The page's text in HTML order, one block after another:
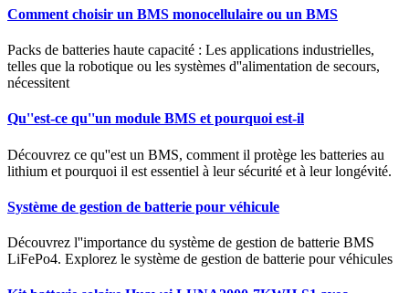
Comment choisir un BMS monocellulaire ou un BMS
Packs de batteries haute capacité : Les applications industrielles,
telles que la robotique ou les systèmes d''alimentation de secours,
nécessitent
Qu''est-ce qu''un module BMS et pourquoi est-il
Découvrez ce qu''est un BMS, comment il protège les batteries au
lithium et pourquoi il est essentiel à leur sécurité et à leur longévité.
Système de gestion de batterie pour véhicule
Découvrez l''importance du système de gestion de batterie BMS
LiFePo4. Explorez le système de gestion de batterie pour véhicules